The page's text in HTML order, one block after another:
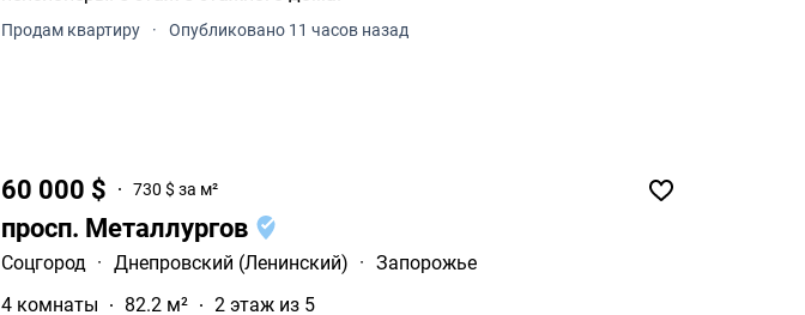
Продам квартиру · Опубликовано 11 часов назад
60 000 $ 730 $ за м²
просп. Металлургов
Соцгород · Днепровский (Ленинский) · Запорожье
4 комнаты
82.2 м²
2 этаж из 5